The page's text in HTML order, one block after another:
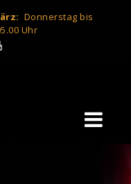
Donnerstag bis
Uhr